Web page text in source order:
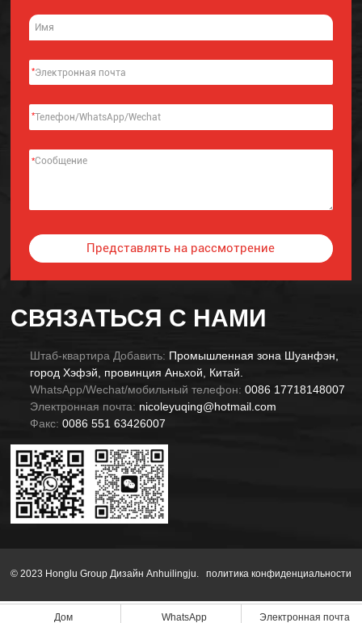
СВЯЗАТЬСЯ С НАМИ
Штаб-квартира Добавить: Промышленная зона Шуанфэн,
город Хэфэй, провинция Аньхой, Китай.
WhatsApp/Wechat/мобильный телефон: 0086 17718148007
Электронная почта: nicoleyuqing@hotmail.com
Факс: 0086 551 63426007
*
*
*
Представлять на рассмотрение
© 2023 Honglu Group Дизайн Anhuilingju. политика конфиденциальности
Дом WhatsApp Электронная почта